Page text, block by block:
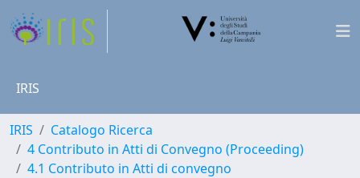
IRIS
IRIS
Catalogo Ricerca
4 Contributo in Atti di Convegno (Proceeding)
4.1 Contributo in Atti di convegno